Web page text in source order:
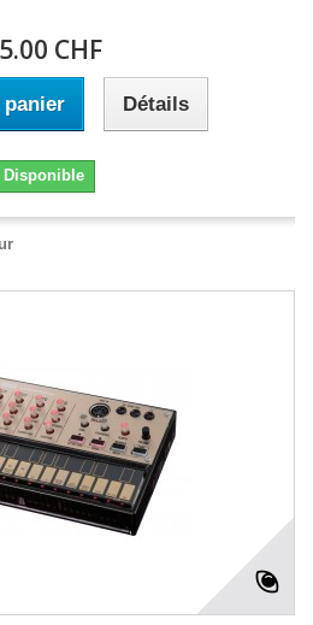
CHF
Détails
Disponible